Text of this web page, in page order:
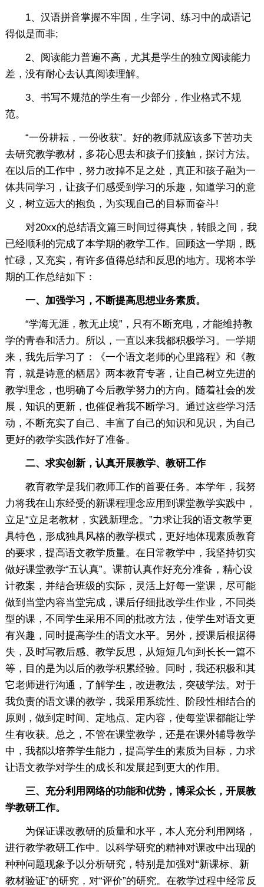
1、汉语拼音掌握不牢固，生字词、练习中的成语记
得似是而非;
2、阅读能力普遍不高，尤其是学生的独立阅读能力
差，没有耐心去认真阅读理解。
3、书写不规范的学生有一少部分，作业格式不规
范。
“一份耕耘，一份收获”。好的教师就应该多下苦功夫
去研究教学教材，多花心思去和孩子们接触，探讨方法。
在以后的工作中，努力改掉不足之处，真正和孩子融为一
体共同学习，让孩子们感受到学习的乐趣，知道学习的意
义，树立远大的抱负，为实现自己的目标而奋斗!
对20xx的总结语文篇三时间过得真快，转眼之间，我
已经顺利的完成了本学期的教学工作。回顾这一学期，既
忙碌，又充实，有许多值得总结和反思的地方。现将本学
期的工作总结如下：
一、加强学习，不断提高思想业务素质。
“学海无涯，教无止境”，只有不断充电，才能维持教
学的青春和活力。所以，一直以来我都积极学习。一学期
来，我先后学习了：《一个语文老师的心里路程》和《教
育，就是诗意的栖居》两本教育专著，让自己树立先进的
教学理念，也明确了今后教学努力的方向。随着社会的发
展，知识的更新，也催促着我不断学习。通过这些学习活
动，不断充实了自己、丰富了自己的知识和见识，为自己
更好的教学实践作好了准备。
二、求实创新，认真开展教学、教研工作
教育教学是我们教师工作的首要任务。本学年，我努
力将我在山东经受的新课程理念应用到课堂教学实践中，
立足“立足老教材，实践新理念。”力求让我的语文教学更
具特色，形成独具风格的教学模式，更好地体现素质教育
的要求，提高语文教学质量。在日常教学中，我坚持切实
做好课堂教学“五认真”。课前认真作好充分准备，精心设
计教案，并结合班级的实际，灵活上好每一堂课，尽可能
做到当堂内容当堂完成，课后仔细批改学生作业，不同类
型的课，不同学生采用不同的批改方法，使学生对语文更
有兴趣，同时提高学生的语文水平。另外，授课后根据得
失，及时写教后感、教学反思，从短短几句到长长一篇不
等，目的是为以后的教学积累经验。同时，我还积极和其
它老师进行沟通，了解学生，改进教法，突破学法。对于
我负责的语文课的教学，我采用系统性、阶段性相结合的
原则，做到定时间、定地点、定内容，使每堂课都能让学
生有收获。总之，不管在课堂教学，还是在课外辅导教学
中，我都以培养学生能力，提高学生的素质为目标，力求
让语文教学对学生的成长和发展起到更大的作用。
三、充分利用网络的功能和优势，博采众长，开展教
学教研工作。
为保证课改教研的质量和水平，本人充分利用网络，
进行教学教研工作中。以科学研究的精神对课改中出现的
种种问题现象予以分析研究，特别是加强对“新课标、新
教材验证”的研究，对“评价”的研究。在教学过程中经常反